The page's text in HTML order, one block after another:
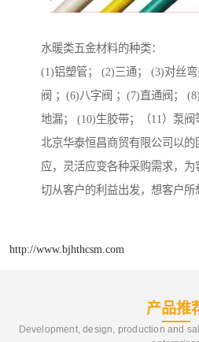
水暖类五金材料的种类：
(1)铝塑管； (2)三通； (3)对丝
阀 ；(6)八字阀 ；(7)直通阀；
地漏； (10)生胶带；（11）泵阀
北京华泰恒昌商贸有限公司以
应，灵活应变各种采购需求，
切从客户的利益出发，想客户所
http://www.bjhthcsm.com
产品推
Development, design, production and